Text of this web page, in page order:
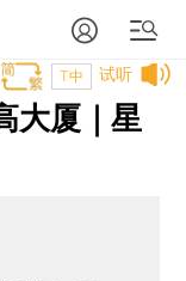
试听
T中
大厦｜星